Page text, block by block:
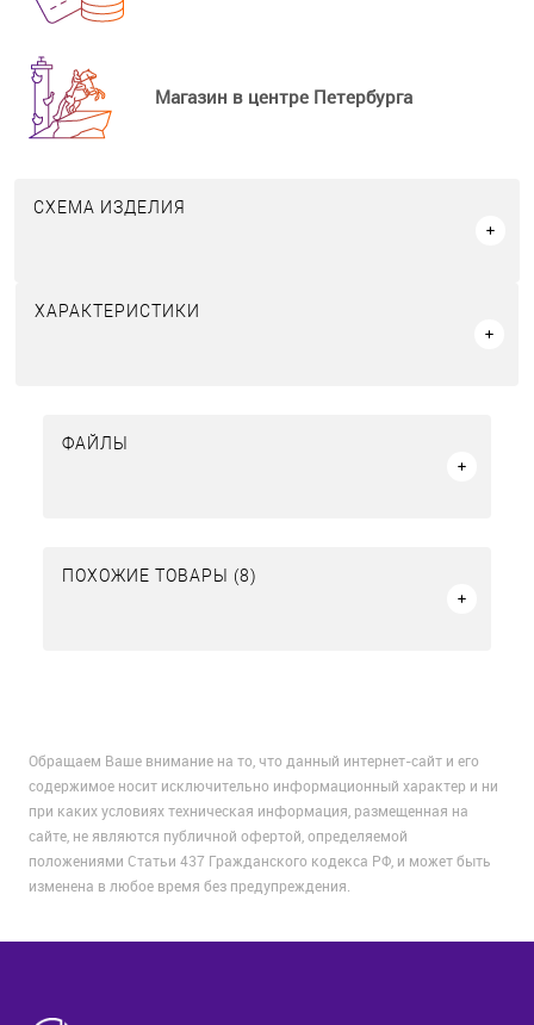
Магазин в центре Петербурга
СХЕМА ИЗДЕЛИЯ
ХАРАКТЕРИСТИКИ
ФАЙЛЫ
ПОХОЖИЕ ТОВАРЫ (8)
Обращаем Ваше внимание на то, что данный интернет-сайт и его
содержимое носит исключительно информационный характер и ни
при каких условиях техническая информация, размещенная на
сайте, не являются публичной офертой, определяемой
положениями Статьи 437 Гражданского кодекса РФ, и может быть
изменена в любое время без предупреждения.